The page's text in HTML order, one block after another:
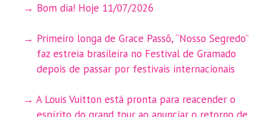
Bom dia! Hoje 11/07/2026
Primeiro longa de Grace Passô, “Nosso Segredo”
faz estreia brasileira no Festival de Gramado
depois de passar por festivais internacionais
A Louis Vuitton está pronta para reacender o